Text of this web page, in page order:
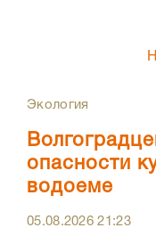
Экология
опасности
водоеме
05.08.202621:23